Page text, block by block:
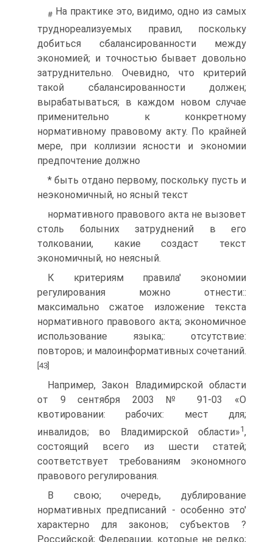
# На практике это, видимо, одно из самых
труднореализуемых правил, поскольку
добиться сбалансированности между
экономией; и точностью бывает довольно
затруднительно. Очевидно, что критерий
такой сбалансированности должен;
вырабатываться; в каждом новом случае
применительно к конкретному
нормативному правовому акту. По крайней
мере, при коллизии ясности и экономии
предпочтение должно
* быть отдано первому, поскольку пусть и
неэкономичный, но ясный текст
нормативного правового акта не вызовет
столь болыних затруднений в его
толковании, какие создаст текст
экономичный, но неясный.
К критериям правила' экономии
регулирования можно отнести::
максимально сжатое изложение текста
нормативного правового акта; экономичное
использование языка;: отсутствие:
повторов; и малоинформативных сочетаний.
[43]
Например, Закон Владимирской области
от 9 сентября 2003 № 91-03 «О
квотировании: рабочих: мест для;
инвалидов; во Владимирской области»1,
состоящий всего из шести статей;
соответствует требованиям экономного
правового регулирования.
В свою; очередь, дублирование
нормативных предписаний - особенно это'
характерно для законов; субъектов ?
Российской; Федерации, которые не редко;